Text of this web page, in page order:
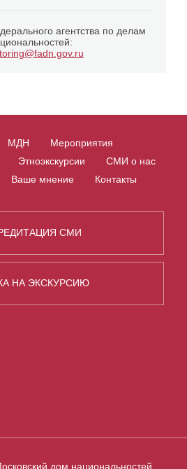
агентства по делам
МДН
Мероприятия
Этноэкскурсии
СМИ о нас
Ваше мнение Контакты
СМИ
НА ЭКСКУРСИЮ
дом национальностей,